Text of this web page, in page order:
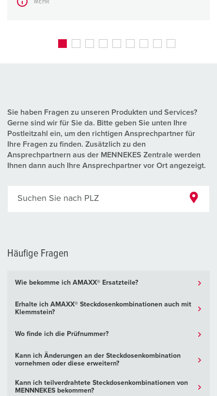
Sie haben Fragen zu unseren Produkten und Services?
Gerne sind wir für Sie da. Bitte geben Sie unten Ihre
Postleitzahl ein, um den richtigen Ansprechpartner für
Ihre Fragen zu finden. Zusätzlich zu den
Ansprechpartnern aus der MENNEKES Zentrale werden
Ihnen dann auch Ihre Ansprechpartner vor Ort angezeigt.
Suchen Sie nach PLZ
Häufige Fragen
Wie bekomme ich AMAXX® Ersatzteile?
Erhalte ich AMAXX® Steckdosenkombinationen auch mit
Klemmstein?
Wo finde ich die Prüfnummer?
Kann ich Änderungen an der Steckdosenkombination
vornehmen oder diese erweitern?
Kann ich teilverdrahtete Steckdosenkombinationen von
MENNNEKES bekommen?